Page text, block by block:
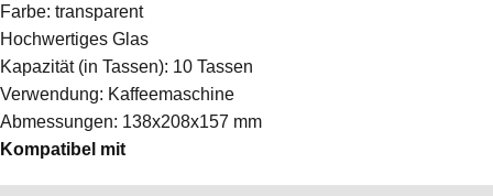
Farbe: transparent
Hochwertiges Glas
Kapazität (in Tassen): 10 Tassen
Verwendung: Kaffeemaschine
Abmessungen: 138x208x157 mm
Kompatibel mit